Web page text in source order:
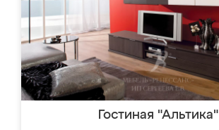
Гостиная "Альтика"